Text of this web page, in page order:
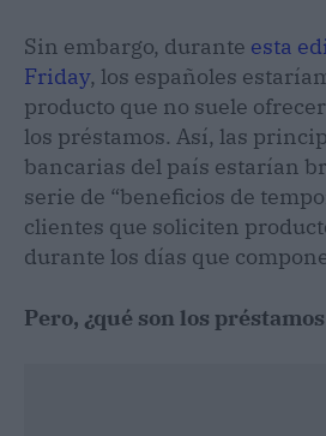
Sin embargo, durante esta
Friday, los españoles
producto que no suele
los préstamos. Así, las
bancarias del país estarían
serie de “beneficios de
clientes que soliciten
durante los días que
Pero, ¿qué son los